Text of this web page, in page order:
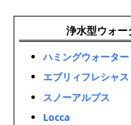
浄水型ウォ
ハミングウォーター
エブリィフレシャス
スノーアルプス
Locca